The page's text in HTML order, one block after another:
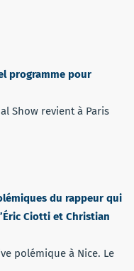
programme pour
Show revient à Paris
du rappeur qui
Ciotti et Christian
polémique à Nice. Le